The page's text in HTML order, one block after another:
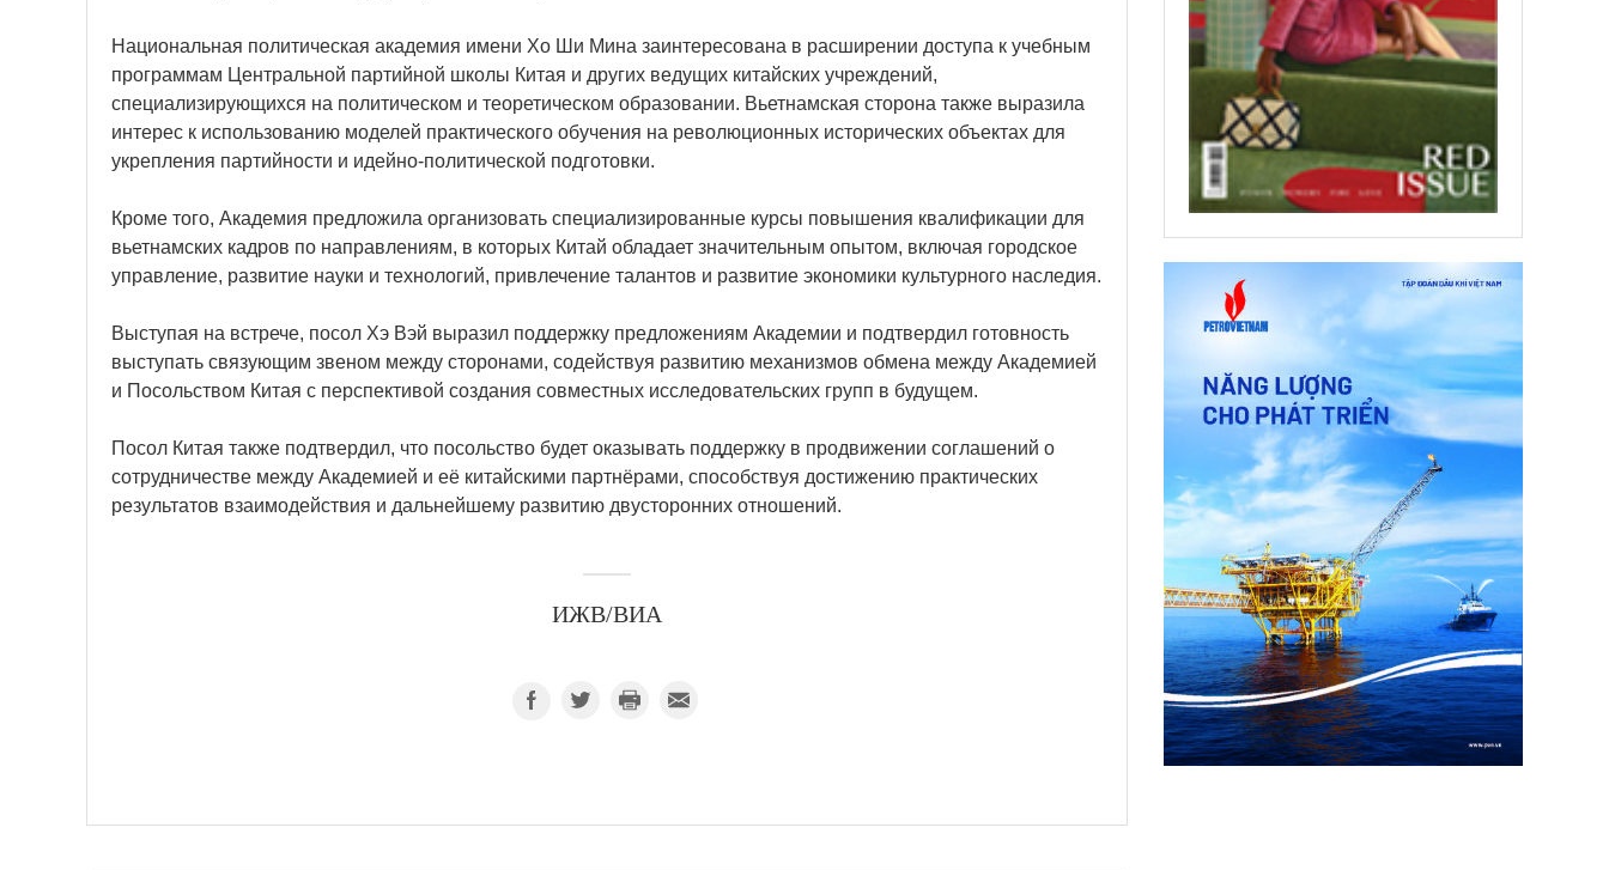
Национальная политическая академия имени Хо Ши Мина заинтересована в расширении доступа к учебным
программам Центральной партийной школы Китая и других ведущих китайских учреждений,
специализирующихся на политическом и теоретическом образовании. Вьетнамская сторона также выразила
интерес к использованию моделей практического обучения на революционных исторических объектах для
укрепления партийности и идейно-политической подготовки.
Кроме того, Академия предложила организовать специализированные курсы повышения квалификации для
вьетнамских кадров по направлениям, в которых Китай обладает значительным опытом, включая городское
управление, развитие науки и технологий, привлечение талантов и развитие экономики культурного наследия.
Выступая на встрече, посол Хэ Вэй выразил поддержку предложениям Академии и подтвердил готовность
выступать связующим звеном между сторонами, содействуя развитию механизмов обмена между Академией
и Посольством Китая с перспективой создания совместных исследовательских групп в будущем.
Посол Китая также подтвердил, что посольство будет оказывать поддержку в продвижении соглашений о
сотрудничестве между Академией и её китайскими партнёрами, способствуя достижению практических
результатов взаимодействия и дальнейшему развитию двусторонних отношений.
ИЖВ/ВИА